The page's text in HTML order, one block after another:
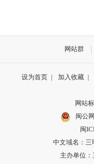
网站群
设为首页 | 加入收藏 |
网站
闽公
闽
中文域名：三
主办单位